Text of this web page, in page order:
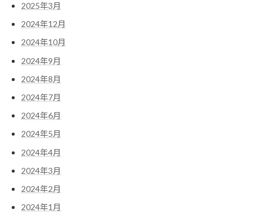
2025年3月
2024年12月
2024年10月
2024年9月
2024年8月
2024年7月
2024年6月
2024年5月
2024年4月
2024年3月
2024年2月
2024年1月